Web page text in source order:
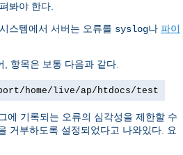
봐야 한다.
스템에서 서버는 오류를 syslog나 파이
항목은 보통 다음과 같다.
home/live/ap/htdocs/test
에 기록되는 오류의 심각성을 제한할 수
거부하도록 설정되었다고 나와있다. 요